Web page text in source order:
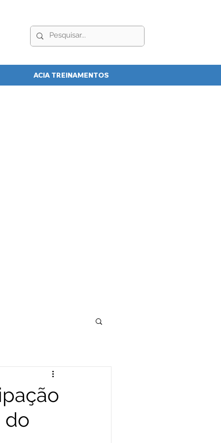
ACIA TREINAMENTOS
do